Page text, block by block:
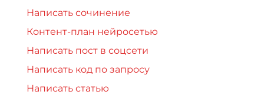
Написать сочинение
Контент-план нейросетью
Написать пост в соцсети
Написать код по запросу
Написать статью